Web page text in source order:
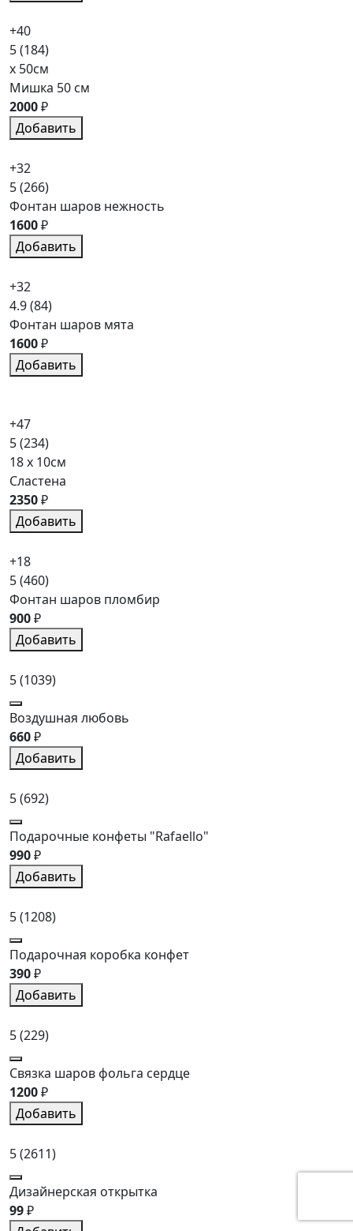
+40
5(184)
x 50см
Мишка 50 см
2000₽
Добавить
+32
5(266)
Фонтан шаров нежность
1600₽
Добавить
+32
4.9(84)
Фонтан шаров мята
1600₽
Добавить
+47
5(234)
18 x 10см
Сластена
2350₽
Добавить
+18
5(460)
Фонтан шаров пломбир
900₽
Добавить
5(1039)
Воздушная любовь
660₽
Добавить
5(692)
Подарочные конфеты "Rafaello"
990₽
Добавить
5(1208)
Подарочная коробка конфет
390₽
Добавить
5(229)
Связка шаров фольга сердце
1200₽
Добавить
5(2611)
Дизайнерская открытка
99₽